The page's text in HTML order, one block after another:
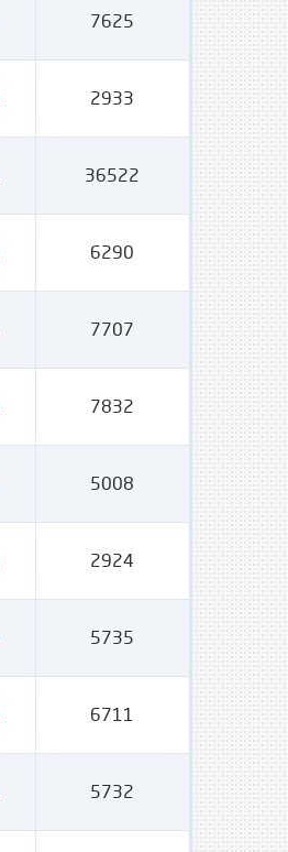
7625
2933
36522
6290
7707
7832
5008
2924
5735
6711
5732